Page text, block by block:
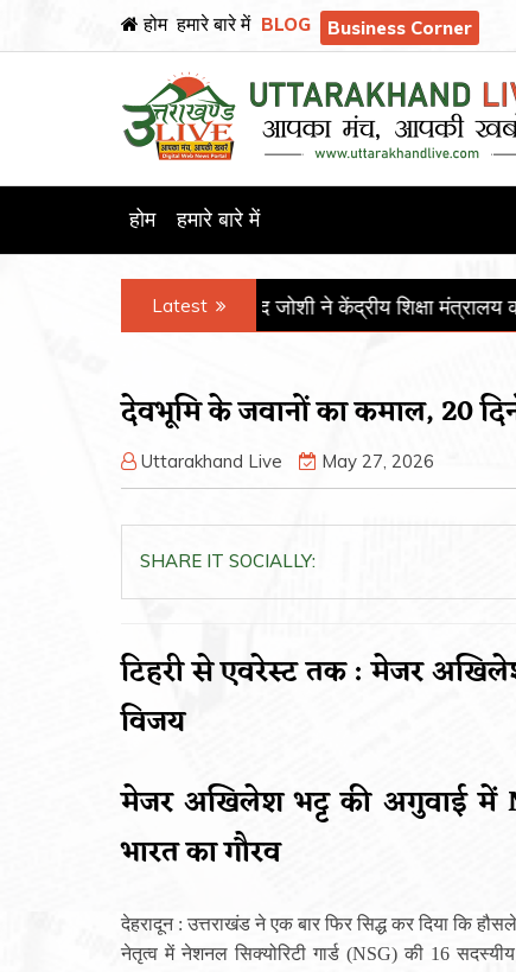
होम हमारे बारे में BLOG Business Corner
होम हमारे बारे में
Latest
प्रल्हाद जोशी ने केंद्रीय शिक्षा मंत्रालय का कार्यभार संभाला
देवभूमि के जवानों का कमाल, 20
Uttarakhand Live May 27, 2026
SHARE IT SOCIALLY:
टिहरी से एवरेस्ट तक : मेजर
विजय
मेजर अखिलेश भट्ट की अगुवाई में
भारत का गौरव
देहरादून : उत्तराखंड ने एक बार फिर सिद्ध कर दिया कि
नेतृत्व में नेशनल सिक्योरिटी गार्ड (NSG) की 16